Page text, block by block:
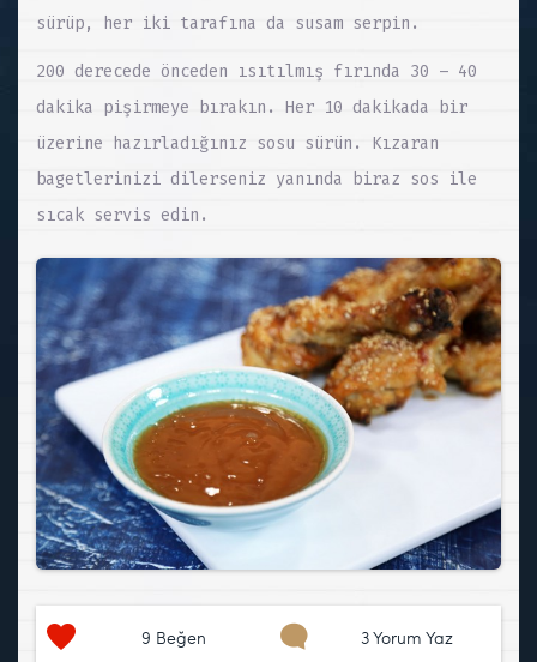
sürüp, her iki tarafına da susam serpin.
200 derecede önceden ısıtılmış fırında 30 – 40
dakika pişirmeye bırakın. Her 10 dakikada bir
üzerine hazırladığınız sosu sürün. Kızaran
bagetlerinizi dilerseniz yanında biraz sos ile
sıcak servis edin.
9 Beğen 3 Yorum Yaz